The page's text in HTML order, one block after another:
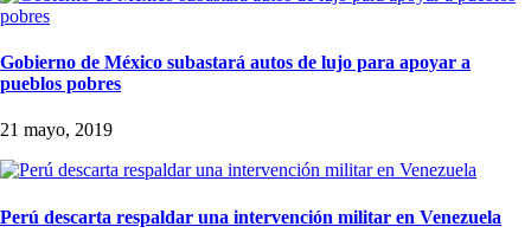
Gobierno de México subastará autos de lujo para apoyar a
pueblos pobres
21 mayo, 2019
Perú descarta respaldar una intervención militar en Venezuela